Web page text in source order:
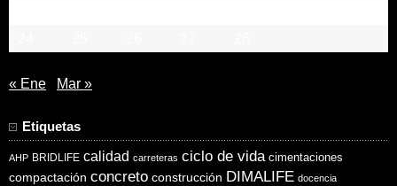
« Ene Mar »
Etiquetas
AHP BRIDLIFE calidad carreteras ciclo de vida cimentaciones
compactación concreto construcción DIMALIFE docencia